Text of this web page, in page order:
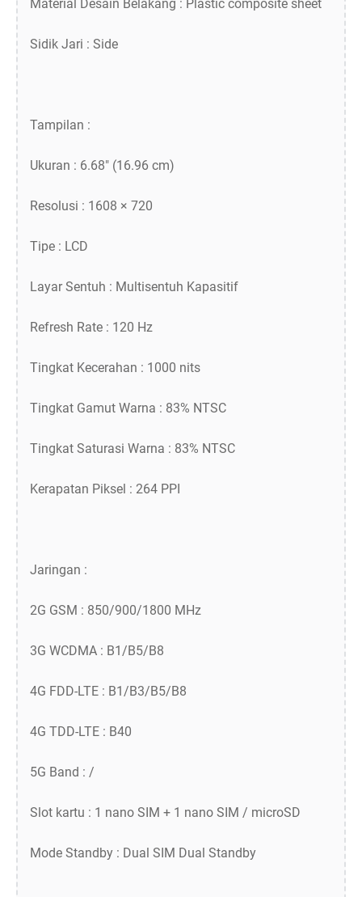
Material Desain Belakang : Plastic composite sheet
Sidik Jari : Side
Tampilan :
Ukuran : 6.68″ (16.96 cm)
Resolusi : 1608 × 720
Tipe : LCD
Layar Sentuh : Multisentuh Kapasitif
Refresh Rate : 120 Hz
Tingkat Kecerahan : 1000 nits
Tingkat Gamut Warna : 83% NTSC
Tingkat Saturasi Warna : 83% NTSC
Kerapatan Piksel : 264 PPI
Jaringan :
2G GSM : 850/900/1800 MHz
3G WCDMA : B1/B5/B8
4G FDD-LTE : B1/B3/B5/B8
4G TDD-LTE : B40
5G Band : /
Slot kartu : 1 nano SIM + 1 nano SIM / microSD
Mode Standby : Dual SIM Dual Standby